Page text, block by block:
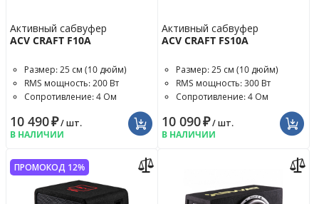
Активный сабвуфер
ACV CRAFT F10A
Размер: 25 см (10 дюйм)
RMS мощность: 200 Вт
Сопротивление: 4 Ом
10 490₽/ шт.
В НАЛИЧИИ
Активный сабвуфер
ACV CRAFT FS10A
Размер: 25 см (10 дюйм)
RMS мощность: 300 Вт
Сопротивление: 4 Ом
10 090₽/ шт.
В НАЛИЧИИ
ПРОМОКОД 12%